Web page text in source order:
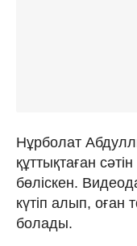
Нұрболат
құттықтаған сәтін
бөліскен.
күтіп алып, оған
болады.